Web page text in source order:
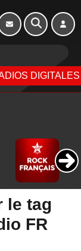
DIGITALES
le tag
FR